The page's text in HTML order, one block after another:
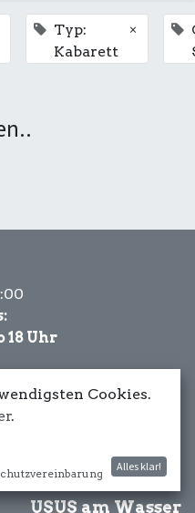
Typ:
Kabarett
×
18 Uhr
USUS am Wasser
Cookies.
.
Alles klar!